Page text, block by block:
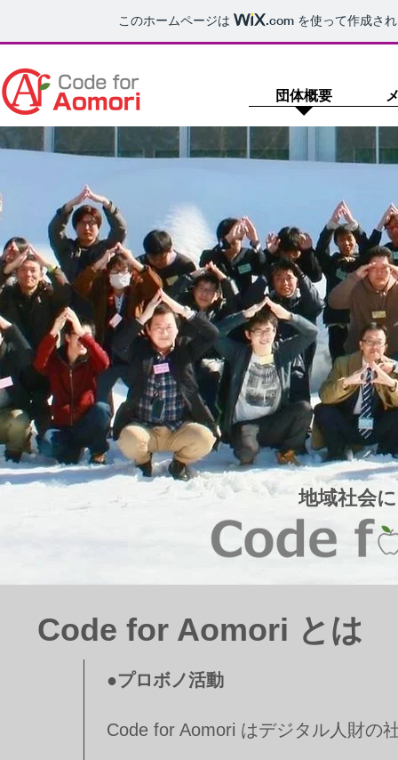
このホームページは .com を使って作成さ
団体概要
ヘッディング
地域社会
Code for Aomori とは
●プロボノ活動
Code for Aomori はデジタル人財の